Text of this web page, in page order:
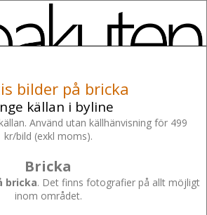
bilder på bricka
källan i byline
Använd utan källhänvisning för 499
kr/bild (exkl moms).
Bricka
bricka. Det finns fotografier på allt möjligt
inom området.